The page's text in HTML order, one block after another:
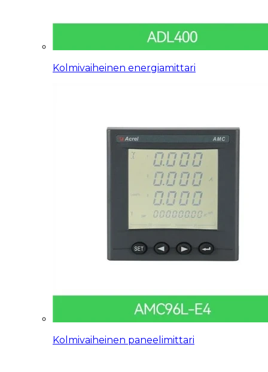
Kolmivaiheinen energiamittari
Kolmivaiheinen paneelimittari